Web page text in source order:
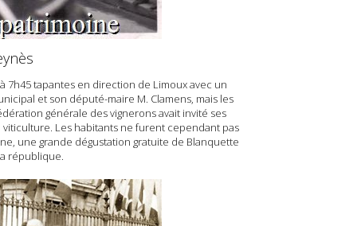
7h45 tapantes en direction de Limoux avec un
et son député-maire M. Clamens, mais les
générale des vignerons avait invité ses
Les habitants ne furent cependant pas
une grande dégustation gratuite de Blanquette
république.